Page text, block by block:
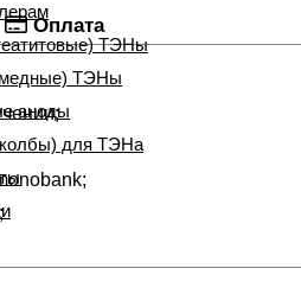
ТЭНы
ТЭНы
аноды
для ТЭНа
Оплата